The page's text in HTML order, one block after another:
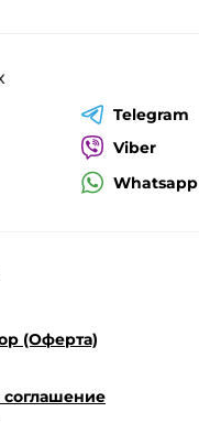
(Оферта)
соглашение
Telegram
Viber
Whatsapp